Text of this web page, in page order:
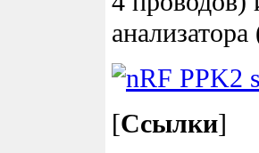
[Ссылки]